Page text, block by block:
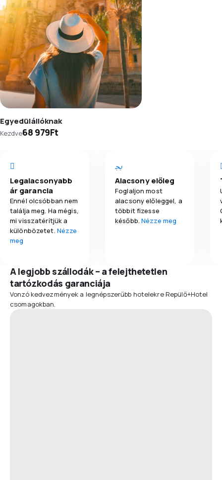
Egyedülállóknak
Kezdve68 979Ft
Legalacsonyabb
ár garancia
Ennél olcsóbban nem
találja meg. Ha mégis,
mi visszatérítjük a
különbözetet. Nézze
meg
Alacsony előleg
Foglaljon most
alacsony előleggel, a
többit fizesse
később.Nézze meg
A legjobb szállodák – a felejthetetlen
tartózkodás garanciája
Vonzó kedvezmények a legnépszerűbb hotelekre Repülő+Hotel
csomagokban.